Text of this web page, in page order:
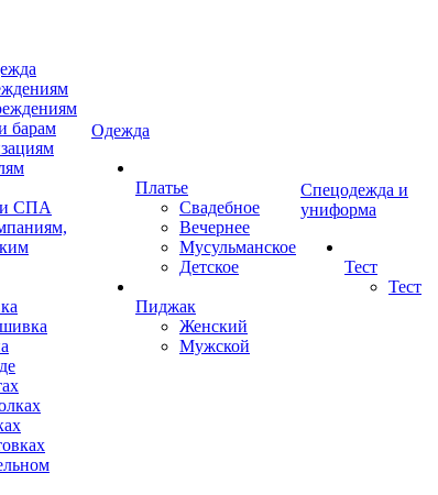
барам
и СПА
Одежда
Платье
Свадебное
Вечернее
Мусульманское
Детское
Пиджак
Женский
Мужской
Спецодежда и
униформа
Тест
Тест